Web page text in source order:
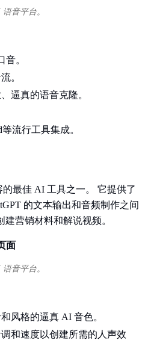
音平台。
音。
。
逼真的语音克隆。
等流行工具集成。
最佳 AI 工具之一。 它提供了
的文本输出和音频制作之间
营销材料和解说视频。
音平台。
风格的逼真 AI 音色。
和速度以创建所需的人声效